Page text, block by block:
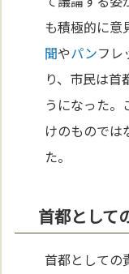
も積極的に意
聞やパンフレ
り、市民は首
うになった。
けのものでは
た。
首都として
首都としての